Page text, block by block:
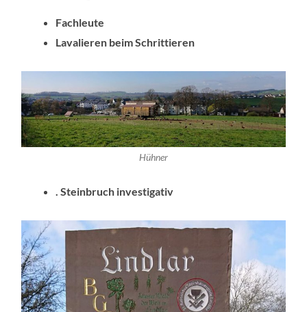
Fachleute
Lavalieren beim Schrittieren
Hühner
. Steinbruch investigativ